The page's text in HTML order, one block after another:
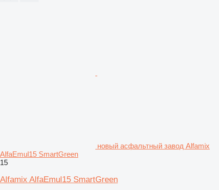
новый асфальтный завод Alfamix
AlfaEmul15 SmartGreen
15
Alfamix AlfaEmul15 SmartGreen